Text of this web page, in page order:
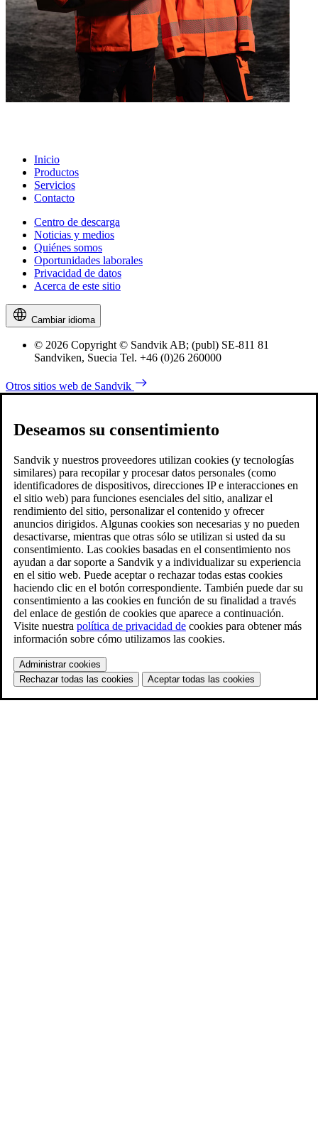
Inicio
Productos
Servicios
Contacto
Centro de descarga
Noticias y medios
Quiénes somos
Oportunidades laborales
Privacidad de datos
Acerca de este sitio
Cambiar idioma
© 2026 Copyright © Sandvik AB; (publ) SE-811 81
Sandviken, Suecia Tel. +46 (0)26 260000
Otros sitios web de Sandvik
Deseamos su consentimiento
Sandvik y nuestros proveedores utilizan cookies (y tecnologías
similares) para recopilar y procesar datos personales (como
identificadores de dispositivos, direcciones IP e interacciones en
el sitio web) para funciones esenciales del sitio, analizar el
rendimiento del sitio, personalizar el contenido y ofrecer
anuncios dirigidos. Algunas cookies son necesarias y no pueden
desactivarse, mientras que otras sólo se utilizan si usted da su
consentimiento. Las cookies basadas en el consentimiento nos
ayudan a dar soporte a Sandvik y a individualizar su experiencia
en el sitio web. Puede aceptar o rechazar todas estas cookies
haciendo clic en el botón correspondiente. También puede dar su
consentimiento a las cookies en función de su finalidad a través
del enlace de gestión de cookies que aparece a continuación.
Visite nuestra política de privacidad de cookies para obtener más
información sobre cómo utilizamos las cookies.
Administrar cookies
Rechazar todas las cookies
Aceptar todas las cookies